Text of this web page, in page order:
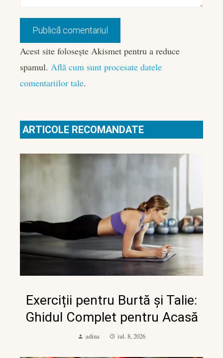
Acest site folosește Akismet pentru a reduce
spamul. Află cum sunt procesate datele
comentariilor tale.
ARTICOLE RECOMANDATE
Exerciții pentru Burtă și Talie:
Ghidul Complet pentru Acasă
adina iul. 8, 2026